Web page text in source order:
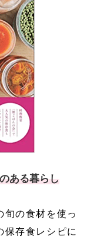
ある暮らし
旬の食材を使っ
保存食レシピに